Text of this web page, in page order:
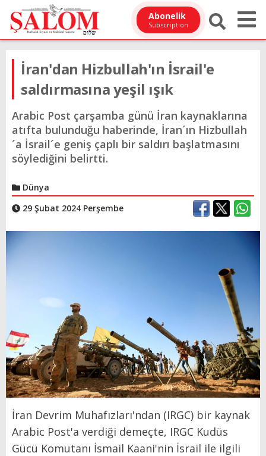
Abonelik
Subscription
İran'dan Hizbullah'ın İsrail'e
saldırmasına yeşil ışık
Arabic Post çarşamba günü İran kaynaklarına
atıfta bulunduğu haberinde, İran´ın Hizbullah
´a İsrail´e geniş çaplı bir saldırı başlatmasını
söylediğini belirtti.
Dünya
29 Şubat 2024 Perşembe
İran Devrim Muhafızları'ndan (IRGC) bir kaynak
Arabic Post'a verdiği demeçte, IRGC Kudüs
Gücü Komutanı İsmail Kaani'nin İsrail ile ilgili